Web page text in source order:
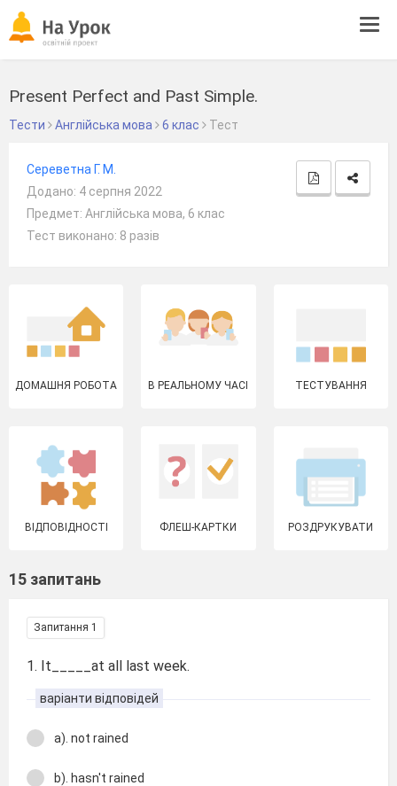
Present Perfect and Past Simple.
Тести Англійська мова 6 клас Тест
Сереветна Г. М.
Додано: 4 серпня 2022
Предмет: Англійська мова, 6 клас
Тест виконано: 8 разів
ДОМАШНЯ РОБОТА В РЕАЛЬНОМУ ЧАСІ ТЕСТУВАННЯ
ВІДПОВІДНОСТІ ФЛЕШ-КАРТКИ РОЗДРУКУВАТИ
15 запитань
Запитання 1
1. It_____at all last week.
варіанти відповідей
a). not rained
b). hasn't rained